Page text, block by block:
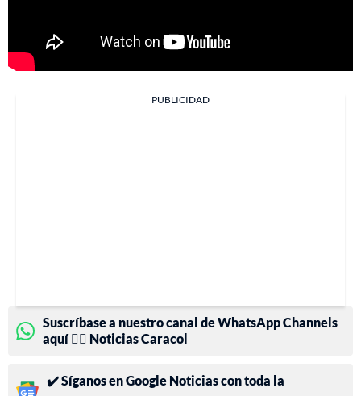
PUBLICIDAD
Suscríbase a nuestro canal de WhatsApp Channels
aquí 👉🏻 Noticias Caracol
✔️ Síganos en Google Noticias con toda la